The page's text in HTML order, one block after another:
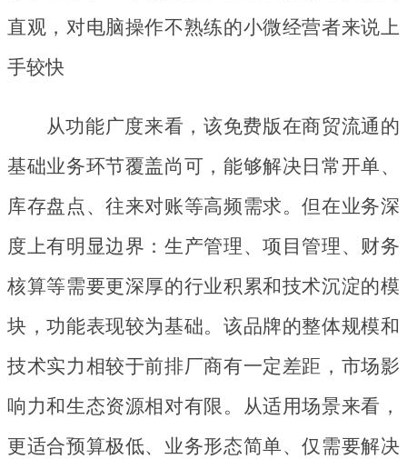
直观，对电脑操作不熟练的小微经营者来说上
手较快
从功能广度来看，该免费版在商贸流通的
基础业务环节覆盖尚可，能够解决日常开单、
库存盘点、往来对账等高频需求。但在业务深
度上有明显边界：生产管理、项目管理、财务
核算等需要更深厚的行业积累和技术沉淀的模
块，功能表现较为基础。该品牌的整体规模和
技术实力相较于前排厂商有一定差距，市场影
响力和生态资源相对有限。从适用场景来看，
更适合预算极低、业务形态简单、仅需要解决